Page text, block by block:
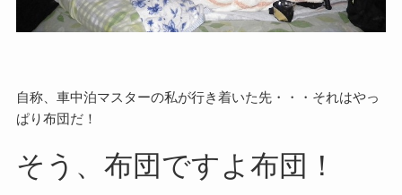
自称、車中泊マスターの私が行き着いた先・・・それはやっ
ぱり布団だ！
そう、布団ですよ布団！